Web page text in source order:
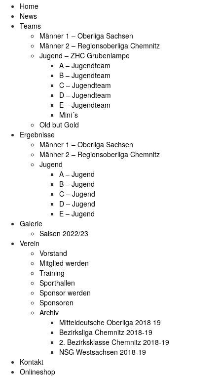
Home
News
Teams
Männer 1 – Oberliga Sachsen
Männer 2 – Regionsoberliga Chemnitz
Jugend – ZHC Grubenlampe
A – Jugendteam
B – Jugendteam
C – Jugendteam
D – Jugendteam
E – Jugendteam
Mini´s
Old but Gold
Ergebnisse
Männer 1 – Oberliga Sachsen
Männer 2 – Regionsoberliga Chemnitz
Jugend
A – Jugend
B – Jugend
C – Jugend
D – Jugend
E – Jugend
Galerie
Saison 2022/23
Verein
Vorstand
Mitglied werden
Training
Sporthallen
Sponsor werden
Sponsoren
Archiv
Mitteldeutsche Oberliga 2018 19
Bezirksliga Chemnitz 2018-19
2. Bezirksklasse Chemnitz 2018-19
NSG Westsachsen 2018-19
Kontakt
Onlineshop